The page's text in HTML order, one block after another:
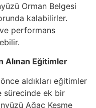
Orman Belgesi
kalabilirler.
performans
Alınan Eğitimler
aldıkları eğitimler
sürecinde ek bir
Ağaç Kesme